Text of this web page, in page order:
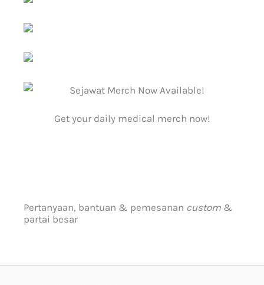
Get your daily medical merch now!
Pertanyaan, bantuan & pemesanan custom &
partai besar